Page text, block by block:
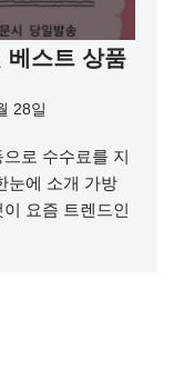
베스트 상품
28일
로 수수료를 지
눈에 소개 가방
요즘 트렌드인